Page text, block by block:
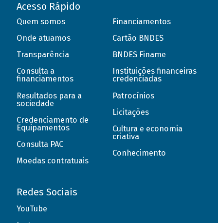
Acesso Rápido
Quem somos
Onde atuamos
Transparência
Consulta a
financiamentos
Resultados para a
sociedade
Credenciamento de
Equipamentos
Consulta PAC
Moedas contratuais
Financiamentos
Cartão BNDES
BNDES Finame
Instituições financeiras
credenciadas
Patrocínios
Licitações
Cultura e economia
criativa
Conhecimento
Redes Sociais
YouTube